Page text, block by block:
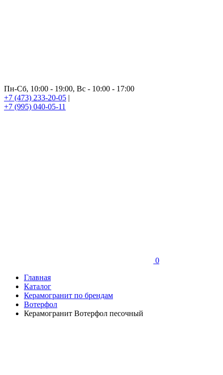
Пн-Сб, 10:00 - 19:00, Вс - 10:00 - 17:00
+7 (473) 233-20-05 |
+7 (995) 040-05-11
0
Главная
Каталог
Керамогранит по брендам
Вотерфол
Керамогранит Вотерфол песочный